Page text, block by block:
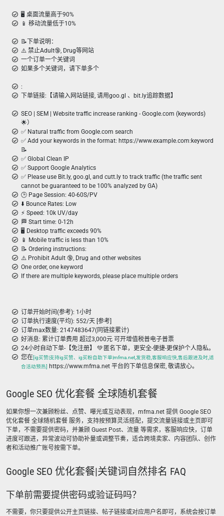
🖥️ 桌面流量高于90%
📱 移动流量低于10%
📝下单说明：
⚠️ 禁止Adult🔞, Drug等网站
一个订单一个关键词
如果多个关键词，请下单多个
:
下单链接:【请输入网站链接, 请用goo.gl 、bit.ly追踪数据】
SEO | SEM | Website traffic increase ranking - Google.com (keywords)
🌟）
✅ Natural traffic from Google.com search
✅ Add your keywords in the format: https://www.example.com:keyword
📝
✅ Global Clean IP
✅ Support Google Analytics
✅ Please use Bit.ly, goo.gl, and cutt.ly to track traffic (the traffic sent
cannot be guaranteed to be 100% analyzed by GA)
🕒 Page Session: 40-60S/PV
⬇️ Bounce Rates: Low
⚡ Speed: 10k UV/day
🏁 Start time: 0-12h
🖥️ Desktop traffic exceeds 90%
📱 Mobile traffic is less than 10%
📝 Ordering instructions:
⚠️ Prohibit Adult 🔞, Drug and other websites
One order, one keyword
If there are multiple keywords, please place multiple orders
订单开始时间(参考): 1小时
订单执行速度(平均): 552/天 [参考]
订单max数量: 2147483647(同链接累计)
好消息: 累计订单费用 超过3,000元 可开增值税普电子普票
24小时自动下单-【免注册】 💚 匿名下单，更安全-便捷-更保护个人隐私。
您在[ig买赞|支持ig买赞、ig买粉自助下单|mfma.net,发货稳,客服响应快,售后跟进及时,适
合活动预热]
https://www.mfma.net 平台的下单信息保密, 敬请放心。
Google SEO 优化套餐 全球随机套餐
如果你想一次兼顾粉丝、点赞、曝光或互动表现，mfma.net 提供 Google SEO
优化套餐 全球随机套餐 服务，支持按预算灵活搭配，提交流量链接或主页即可
下单，不需要提供密码，并兼顾 Guest Post、流量 等需求，客服响应快，订单
进度可跟进，异常波动可协助补量或调整节奏，适合跨境卖家、内容团队、创作
者和活动推广账号按需下单。
Google SEO 优化套餐|关键词自然排名 FAQ
下单前需要提供密码或验证码吗？
不需要，你只要提供公开主页链接、帖子链接或对应用户名即可，系统会按订单